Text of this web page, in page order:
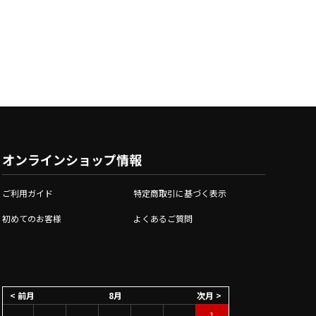
オンラインショップ情報
ご利用ガイド 特定商取引に基づく表示
初めてのお客様 よくあるご質問
8月
< 前月
次月 >